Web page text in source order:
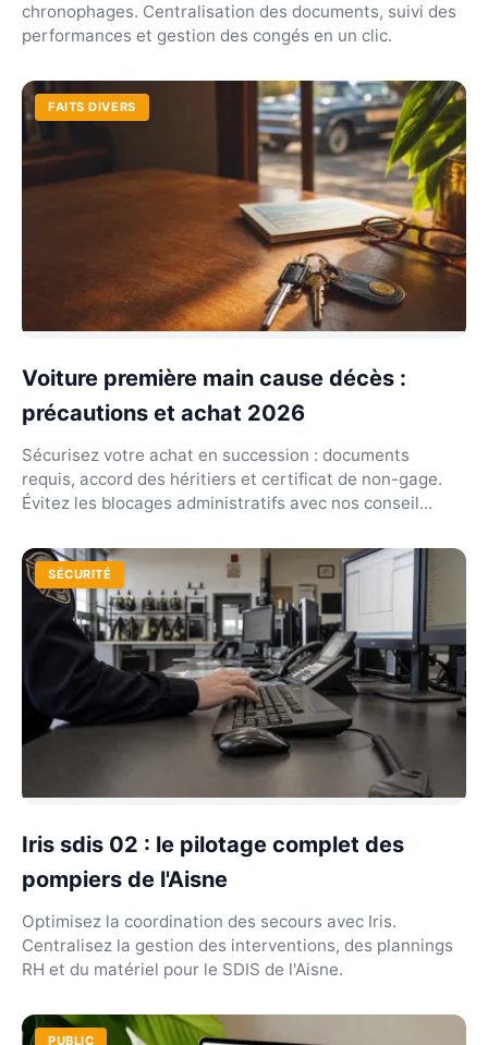
chronophages. Centralisation des documents, suivi des
performances et gestion des congés en un clic.
FAITS DIVERS
Voiture première main cause décès :
précautions et achat 2026
Sécurisez votre achat en succession : documents
requis, accord des héritiers et certificat de non-gage.
Évitez les blocages administratifs avec nos conseil...
SÉCURITÉ
Iris sdis 02 : le pilotage complet des
pompiers de l'Aisne
Optimisez la coordination des secours avec Iris.
Centralisez la gestion des interventions, des plannings
RH et du matériel pour le SDIS de l'Aisne.
PUBLIC